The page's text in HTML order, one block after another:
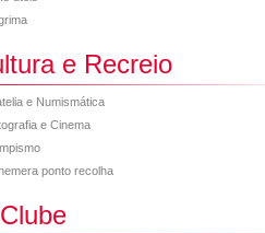
e Recreio
e Numismática
e Cinema
ponto recolha